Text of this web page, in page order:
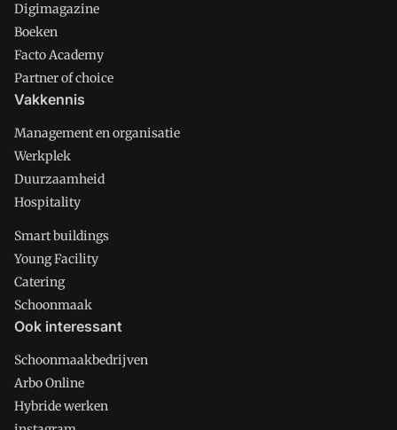
Digimagazine
Boeken
Facto Academy
Partner of choice
Vakkennis
Management en organisatie
Werkplek
Duurzaamheid
Hospitality
Smart buildings
Young Facility
Catering
Schoonmaak
Ook interessant
Schoonmaakbedrijven
Arbo Online
Hybride werken